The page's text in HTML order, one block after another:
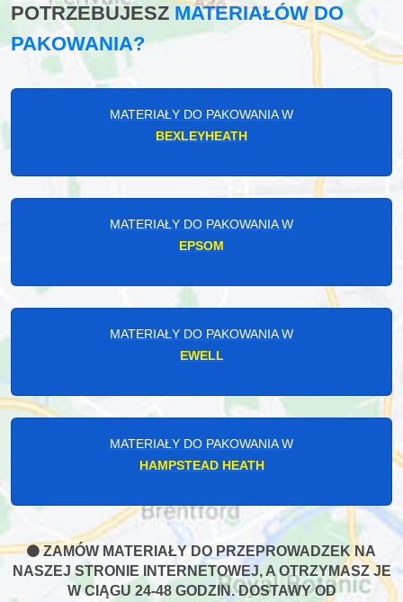
POTRZEBUJESZMATERIAŁÓW DO
PAKOWANIA?
MATERIAŁY DO PAKOWANIA W
BEXLEYHEATH
MATERIAŁY DO PAKOWANIA W
EPSOM
MATERIAŁY DO PAKOWANIA W
EWELL
MATERIAŁY DO PAKOWANIA W
HAMPSTEAD HEATH
ZAMÓW MATERIAŁY DO PRZEPROWADZEK NA
NASZEJ STRONIE INTERNETOWEJ, A OTRZYMASZ JE
W CIĄGU 24-48 GODZIN. DOSTAWY OD